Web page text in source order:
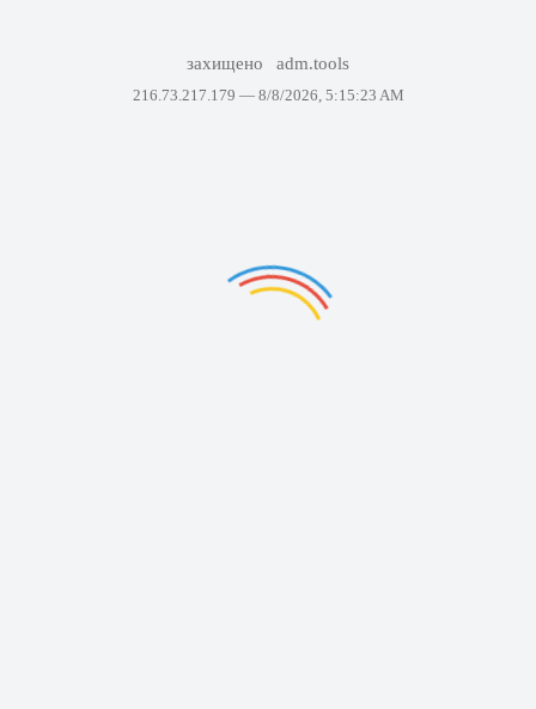
захищено adm.tools
216.73.217.179 — 8/8/2026, 5:15:23 AM